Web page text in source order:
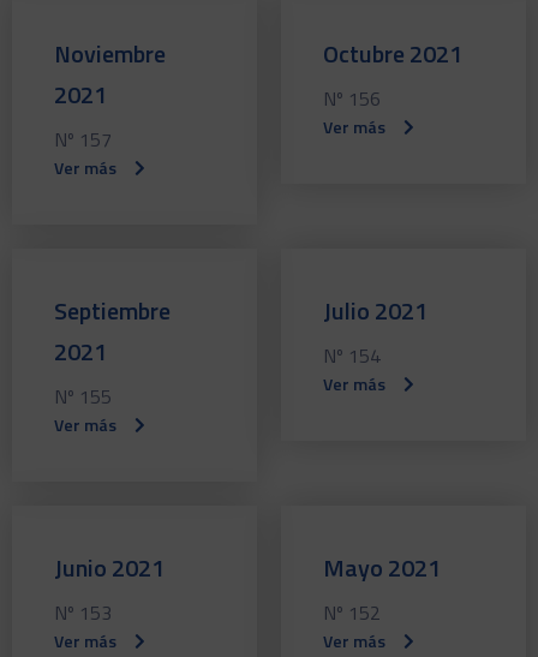
Noviembre
2021
Nº 157
Ver más
Octubre 2021
Nº 156
Ver más
Septiembre
2021
Nº 155
Ver más
Julio 2021
Nº 154
Ver más
Junio 2021
Nº 153
Ver más
Mayo 2021
Nº 152
Ver más